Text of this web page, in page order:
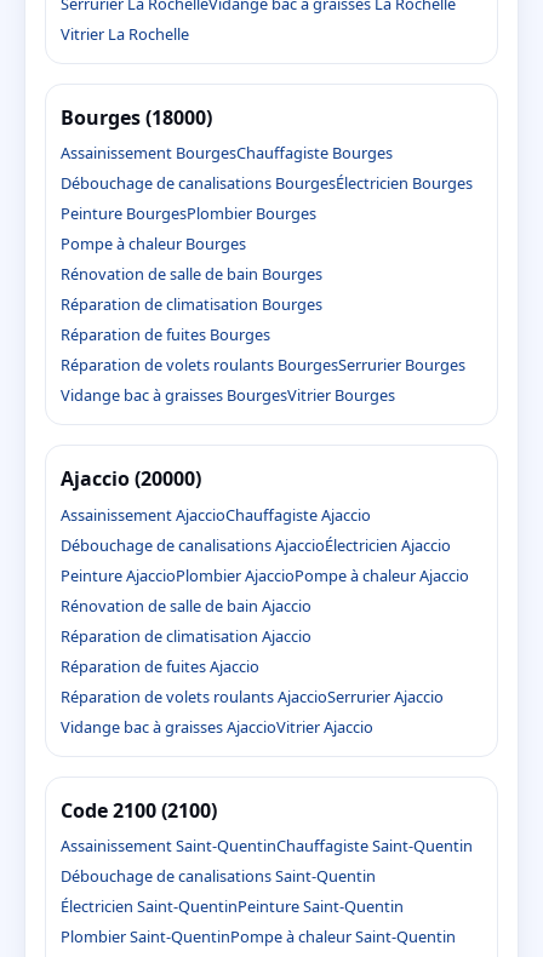
Vitrier La Rochelle
Bourges (18000)
Assainissement BourgesChauffagiste Bourges
Débouchage de canalisations BourgesÉlectricien Bourges
Peinture BourgesPlombier Bourges
Pompe à chaleur Bourges
Rénovation de salle de bain Bourges
Réparation de climatisation Bourges
Réparation de fuites Bourges
Réparation de volets roulants BourgesSerrurier Bourges
Vidange bac à graisses BourgesVitrier Bourges
Ajaccio (20000)
Assainissement AjaccioChauffagiste Ajaccio
Débouchage de canalisations AjaccioÉlectricien Ajaccio
Peinture AjaccioPlombier AjaccioPompe à chaleur Ajaccio
Rénovation de salle de bain Ajaccio
Réparation de climatisation Ajaccio
Réparation de fuites Ajaccio
Réparation de volets roulants AjaccioSerrurier Ajaccio
Vidange bac à graisses AjaccioVitrier Ajaccio
Code 2100 (2100)
Assainissement Saint-QuentinChauffagiste Saint-Quentin
Débouchage de canalisations Saint-Quentin
Électricien Saint-QuentinPeinture Saint-Quentin
Plombier Saint-QuentinPompe à chaleur Saint-Quentin